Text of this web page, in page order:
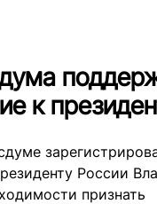
к
России
признать